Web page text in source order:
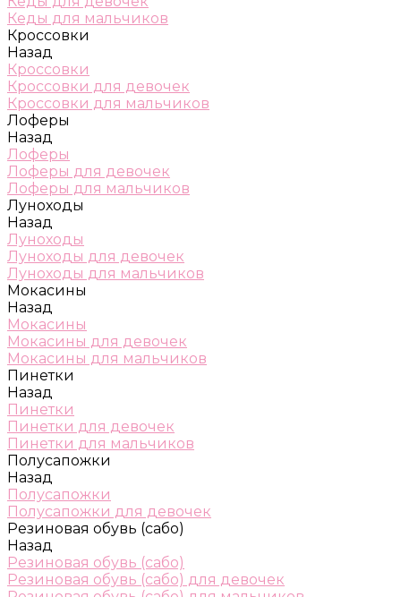
Кеды для мальчиков
Кроссовки
Назад
Кроссовки
Кроссовки для девочек
Кроссовки для мальчиков
Лоферы
Назад
Лоферы
Лоферы для девочек
Лоферы для мальчиков
Луноходы
Назад
Луноходы
Луноходы для девочек
Луноходы для мальчиков
Мокасины
Назад
Мокасины
Мокасины для девочек
Мокасины для мальчиков
Пинетки
Назад
Пинетки
Пинетки для девочек
Пинетки для мальчиков
Полусапожки
Назад
Полусапожки
Полусапожки для девочек
Резиновая обувь (сабо)
Назад
Резиновая обувь (сабо)
Резиновая обувь (сабо) для девочек